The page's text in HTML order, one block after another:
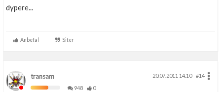
dypere...
Anbefal Siter
transam 20.07.2011 14.10
#14
948
0